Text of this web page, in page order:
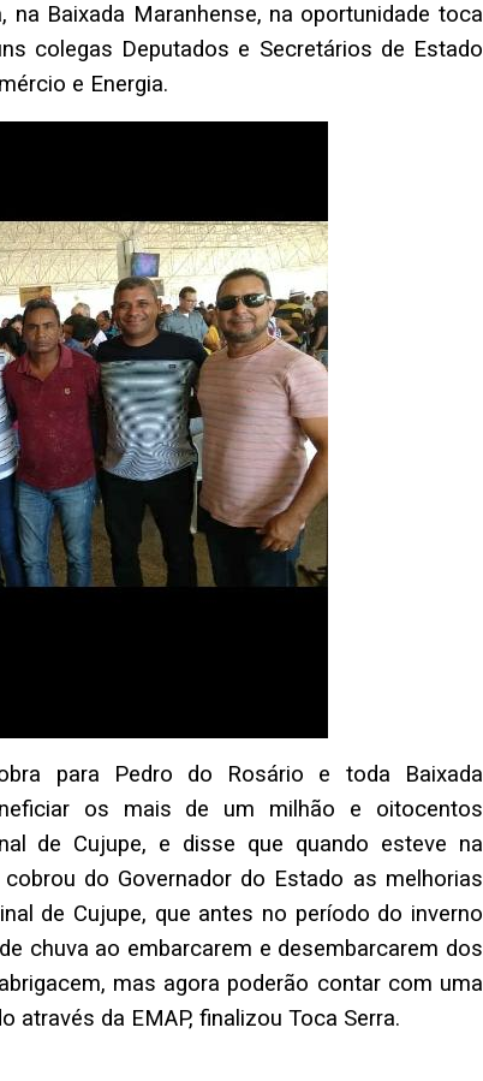
Baixada Maranhense, na oportunidade toca
colegas Deputados e Secretários de Estado
e Energia.
para Pedro do Rosário e toda Baixada
os mais de um milhão e oitocentos
de Cujupe, e disse que quando esteve na
do Governador do Estado as melhorias
de Cujupe, que antes no período do inverno
chuva ao embarcarem e desembarcarem dos
mas agora poderão contar com uma
através da EMAP, finalizou Toca Serra.